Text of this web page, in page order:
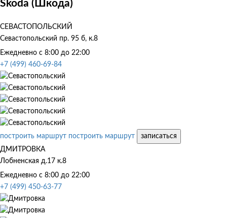
Skoda (Шкода)
СЕВАСТОПОЛЬСКИЙ
Севастопольский пр. 95 б, к.8
Ежедневно с 8:00 до 22:00
+7 (499) 460-69-84
построить маршрут построить маршрут
записаться
ДМИТРОВКА
Лобненская д.17 к.8
Ежедневно с 8:00 до 22:00
+7 (499) 450-63-77